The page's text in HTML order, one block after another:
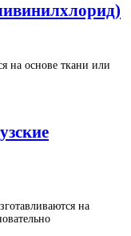
на основе ткани или
на